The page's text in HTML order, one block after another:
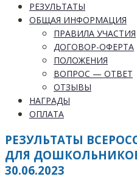
РЕЗУЛЬТАТЫ
ОБЩАЯ ИНФОРМАЦИЯ
ПРАВИЛА УЧАСТИЯ
ДОГОВОР-ОФЕРТА
ПОЛОЖЕНИЯ
ВОПРОС — ОТВЕТ
ОТЗЫВЫ
НАГРАДЫ
ОПЛАТА
РЕЗУЛЬТАТЫ
ДЛЯ
30.06.2023